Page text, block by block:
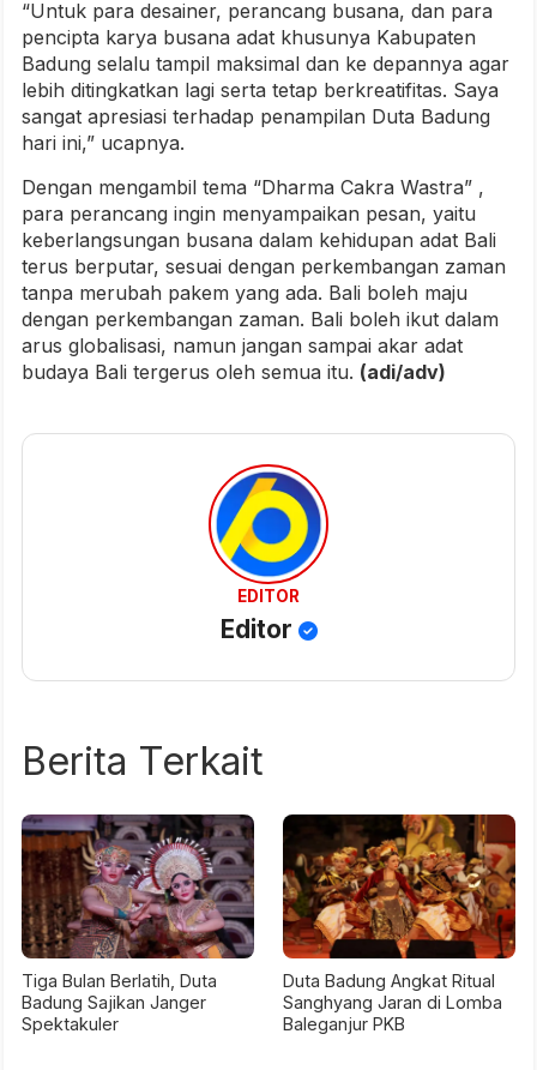
“Untuk para desainer, perancang busana, dan para
pencipta karya busana adat khusunya Kabupaten
Badung selalu tampil maksimal dan ke depannya agar
lebih ditingkatkan lagi serta tetap berkreatifitas. Saya
sangat apresiasi terhadap penampilan Duta Badung
hari ini,” ucapnya.
Dengan mengambil tema “Dharma Cakra Wastra” ,
para perancang ingin menyampaikan pesan, yaitu
keberlangsungan busana dalam kehidupan adat Bali
terus berputar, sesuai dengan perkembangan zaman
tanpa merubah pakem yang ada. Bali boleh maju
dengan perkembangan zaman. Bali boleh ikut dalam
arus globalisasi, namun jangan sampai akar adat
budaya Bali tergerus oleh semua itu. (adi/adv)
EDITOR
Editor
Berita Terkait
Tiga Bulan Berlatih, Duta
Badung Sajikan Janger
Spektakuler
Duta Badung Angkat Ritual
Sanghyang Jaran di Lomba
Baleganjur PKB